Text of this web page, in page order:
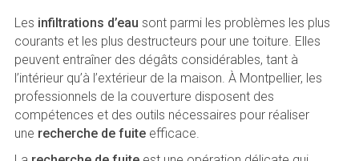
Les infiltrations d’eau sont parmi les problèmes les plus
courants et les plus destructeurs pour une toiture. Elles
peuvent entraîner des dégâts considérables, tant à
l’intérieur qu’à l’extérieur de la maison. À Montpellier, les
professionnels de la couverture disposent des
compétences et des outils nécessaires pour réaliser
une recherche de fuiteefficace.